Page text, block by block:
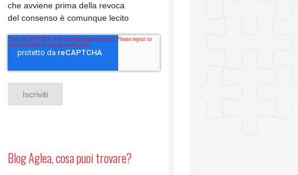
che avviene prima della revoca
del consenso è comunque lecito
Blog Aglea, cosa puoi trovare?